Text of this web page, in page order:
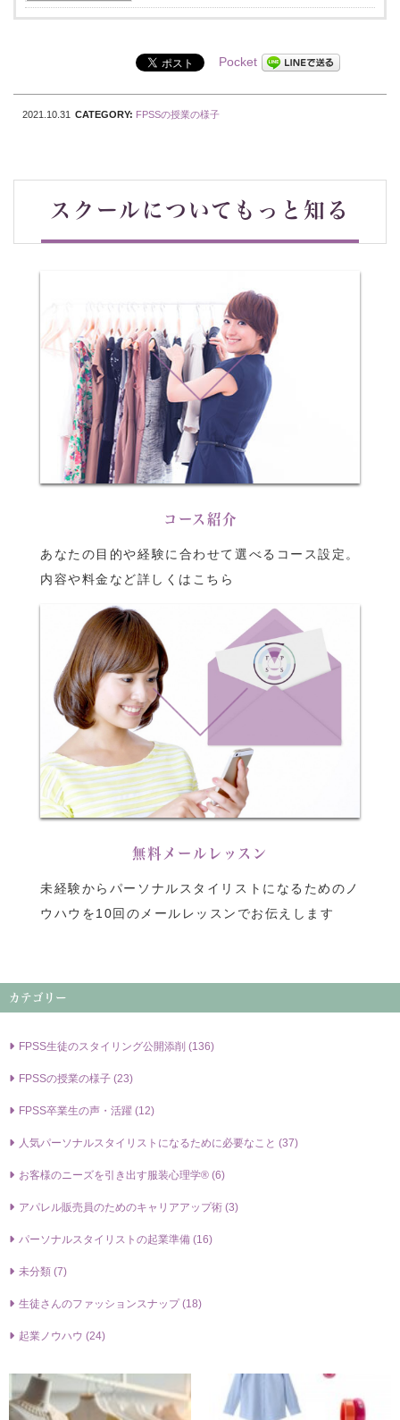
Pocket
2021.10.31 CATEGORY: FPSSの授業の様⼦
スクールについてもっと知る
コース紹介
あなたの目的や経験に合わせて選べるコース設定。
内容や料金など詳しくはこちら
無料メールレッスン
未経験からパーソナルスタイリストになるためのノ
ウハウを10回のメールレッスンでお伝えします
カテゴリー
FPSS⽣徒のスタイリング公開添削 (136)
FPSSの授業の様⼦ (23)
FPSS卒業⽣の声・活躍 (12)
⼈気パーソナルスタイリストになるために必要なこと (37)
お客様のニーズを引き出す服装⼼理学® (6)
アパレル販売員のためのキャリアアップ術 (3)
パーソナルスタイリストの起業準備 (16)
未分類 (7)
生徒さんのファッションスナップ (18)
起業ノウハウ (24)